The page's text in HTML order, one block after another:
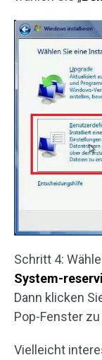
Schritt 4:
System-
Dann klicken
Pop-Fenster
Vielleicht